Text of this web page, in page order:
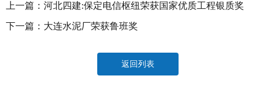
上一篇： 河北四建:保定电信枢纽荣获国家优质工程银质奖
下一篇： 大连水泥厂荣获鲁班奖
返回列表